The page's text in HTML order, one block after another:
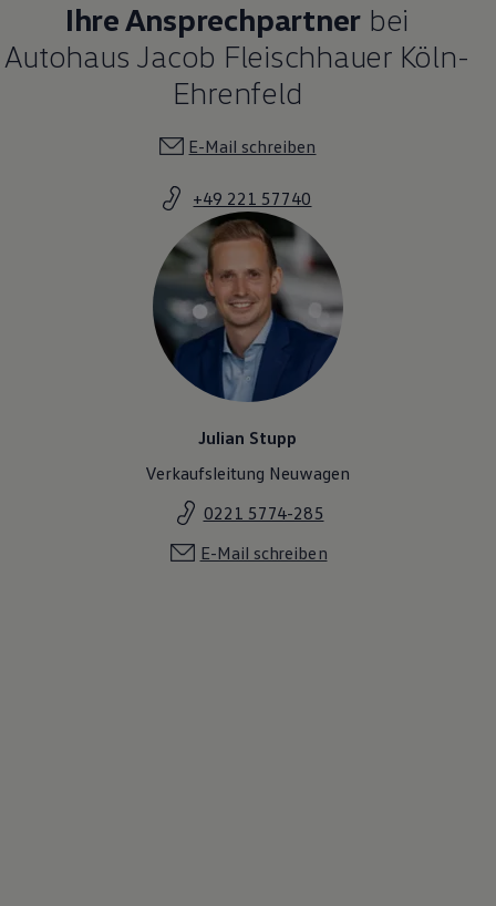
Ihre Ansprechpartner bei
Autohaus Jacob Fleischhauer Köln-
Ehrenfeld
E-Mail schreiben
+49 221 57740
Julian Stupp
Verkaufsleitung Neuwagen
0221 5774-285
E-Mail schreiben